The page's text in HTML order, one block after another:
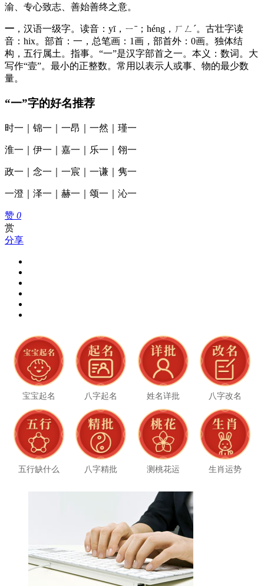
渝、专心致志、善始善终之意。
一 ，汉语一级字。读音：yī，ㄧˉ；héng，ㄏㄥˊ。古壮字读
音：hix。部首：一，总笔画：1画，部首外：0画。独体结
构，五行属土。指事。“一”是汉字部首之一。本义：数词。大
写作“壹”。最小的正整数。常用以表示人或事、物的最少数
量。
“一”字的好名推荐
时一｜锦一｜一昂｜一然｜瑾一
淮一｜伊一｜嘉一｜乐一｜翎一
政一｜念一｜一宸｜一谦｜隽一
一澄｜泽一｜赫一｜颂一｜沁一
赞 0
赏
分享
宝宝起名 八字起名 姓名详批 八字改名
五行缺什么 八字精批 测桃花运 生肖运势